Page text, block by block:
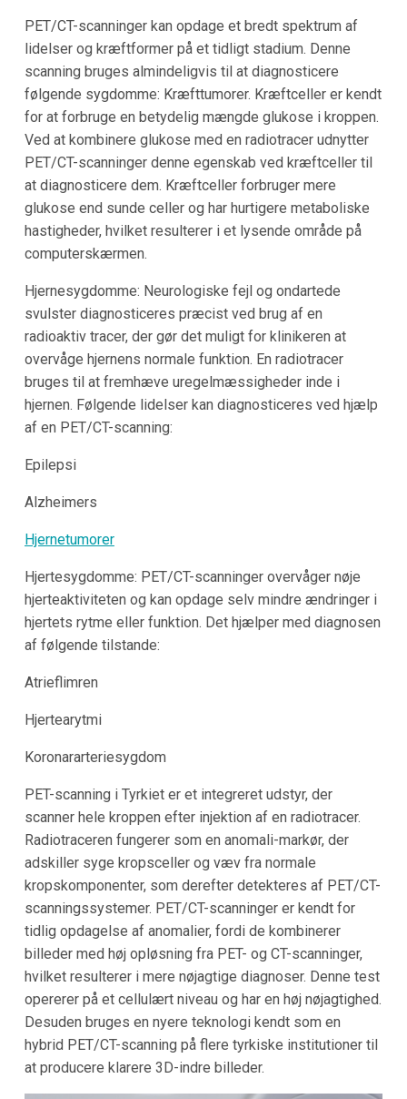
PET/CT-scanninger kan opdage et bredt spektrum af
lidelser og kræftformer på et tidligt stadium. Denne
scanning bruges almindeligvis til at diagnosticere
følgende sygdomme: Kræfttumorer. Kræftceller er kendt
for at forbruge en betydelig mængde glukose i kroppen.
Ved at kombinere glukose med en radiotracer udnytter
PET/CT-scanninger denne egenskab ved kræftceller til
at diagnosticere dem. Kræftceller forbruger mere
glukose end sunde celler og har hurtigere metaboliske
hastigheder, hvilket resulterer i et lysende område på
computerskærmen.
Hjernesygdomme: Neurologiske fejl og ondartede
svulster diagnosticeres præcist ved brug af en
radioaktiv tracer, der gør det muligt for klinikeren at
overvåge hjernens normale funktion. En radiotracer
bruges til at fremhæve uregelmæssigheder inde i
hjernen. Følgende lidelser kan diagnosticeres ved hjælp
af en PET/CT-scanning:
Epilepsi
Alzheimers
Hjernetumorer
Hjertesygdomme: PET/CT-scanninger overvåger nøje
hjerteaktiviteten og kan opdage selv mindre ændringer i
hjertets rytme eller funktion. Det hjælper med diagnosen
af følgende tilstande:
Atrieflimren
Hjertearytmi
Koronararteriesygdom
PET-scanning i Tyrkiet er et integreret udstyr, der
scanner hele kroppen efter injektion af en radiotracer.
Radiotraceren fungerer som en anomali-markør, der
adskiller syge kropsceller og væv fra normale
kropskomponenter, som derefter detekteres af PET/CT-
scanningssystemer. PET/CT-scanninger er kendt for
tidlig opdagelse af anomalier, fordi de kombinerer
billeder med høj opløsning fra PET- og CT-scanninger,
hvilket resulterer i mere nøjagtige diagnoser. Denne test
opererer på et cellulært niveau og har en høj nøjagtighed.
Desuden bruges en nyere teknologi kendt som en
hybrid PET/CT-scanning på flere tyrkiske institutioner til
at producere klarere 3D-indre billeder.